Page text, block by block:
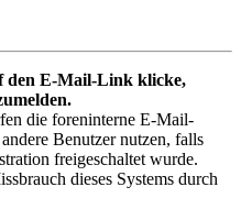
den E-Mail-Link klicke,
die foreninterne E-Mail-
Benutzer nutzen, falls
freigeschaltet wurde.
dieses Systems durch